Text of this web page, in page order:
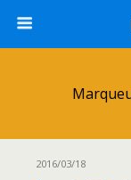
2016/03/18